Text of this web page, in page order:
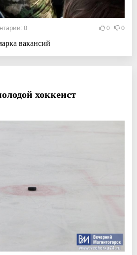
0 0 0
вакансий
хоккеист